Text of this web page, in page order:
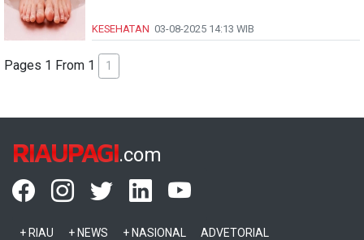
KESEHATAN 03-08-2025 14:13 WIB
Pages 1 From 1 1
RIAUPAGI.com
+ RIAU + NEWS + NASIONAL
ADVETORIAL